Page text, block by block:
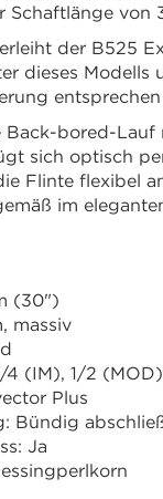
Schaftlänge
der B525
dieses
Back-bored-
sich optisch
Flinte flexibel
im
(30")
massiv
4 (IM), 1/2
Plus
Bündig
Ja